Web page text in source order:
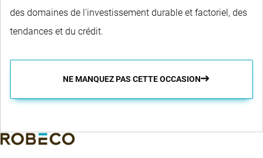
des domaines de l'investissement durable et factoriel, des
tendances et du crédit.
NE MANQUEZ PAS CETTE OCCASION